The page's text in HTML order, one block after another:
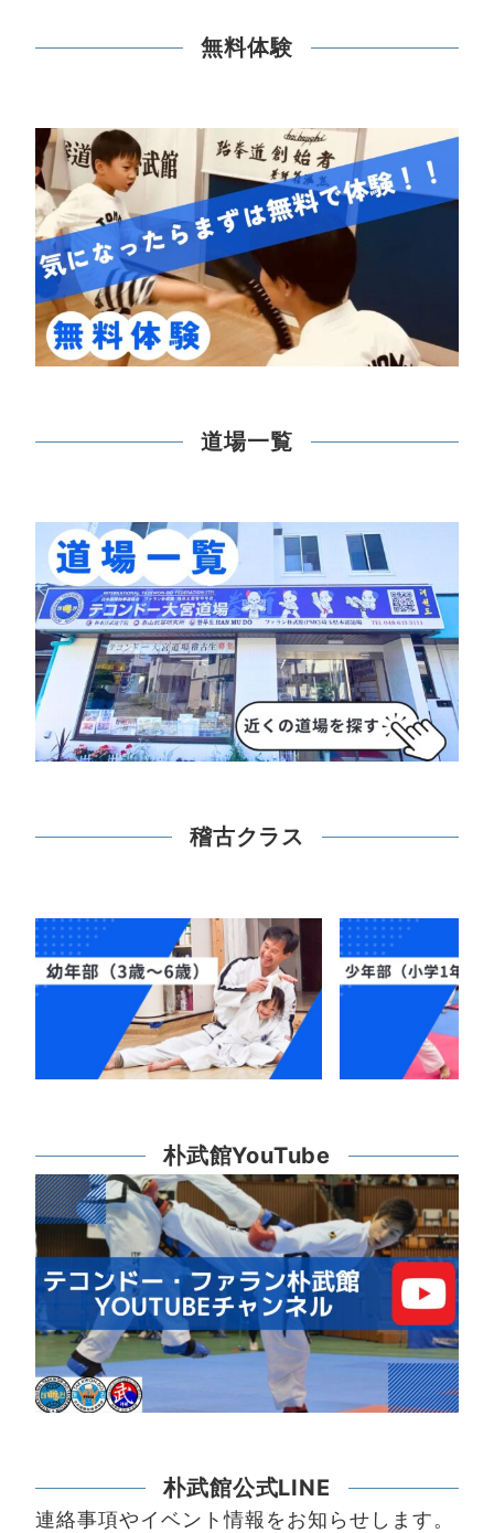
無料体験
道場一覧
稽古クラス
朴武館YouTube
朴武館公式LINE
連絡事項やイベント情報をお知らせします。